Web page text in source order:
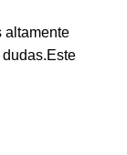
altamente